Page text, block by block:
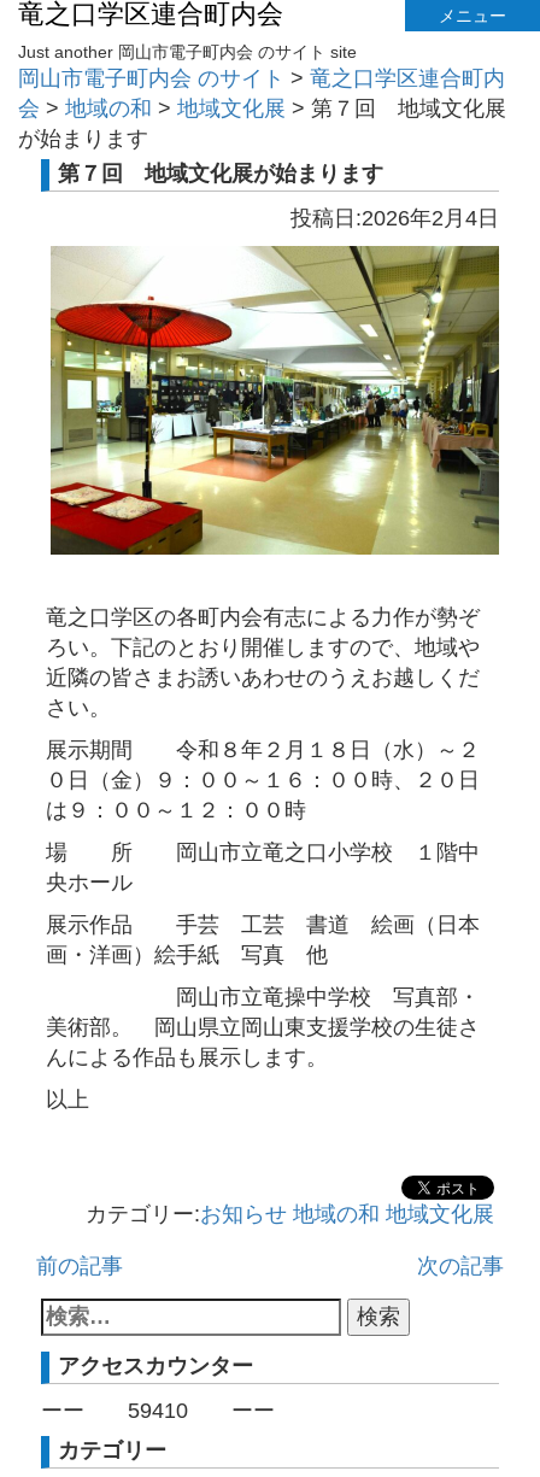
竜之口学区連合町内会
メニュー
Just another 岡山市電子町内会 のサイト site
岡山市電子町内会 のサイト > 竜之口学区連合町内
会 > 地域の和 > 地域文化展 > 第７回 地域文化展
が始まります
第７回 地域文化展が始まります
投稿日:2026年2月4日
竜之口学区の各町内会有志による力作が勢ぞ
ろい。下記のとおり開催しますので、地域や
近隣の皆さまお誘いあわせのうえお越しくだ
さい。
展示期間 令和８年２月１８日（水）～２
０日（金）９：００～１６：００時、２０日
は９：００～１２：００時
場 所 岡山市立竜之口小学校 １階中
央ホール
展示作品 手芸 工芸 書道 絵画（日本
画・洋画）絵手紙 写真 他
岡山市立竜操中学校 写真部・
美術部。 岡山県立岡山東支援学校の生徒さ
んによる作品も展示します。
以上
カテゴリー:お知らせ 地域の和 地域文化展
前の記事 次の記事
アクセスカウンター
ーー 59410ーー
カテゴリー